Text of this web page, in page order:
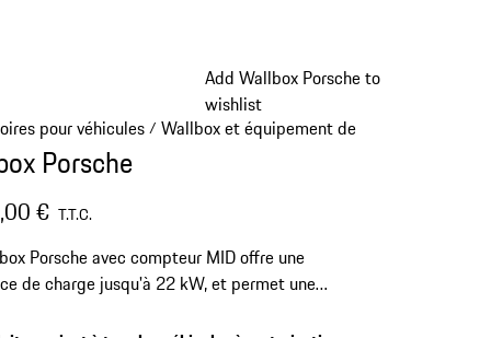
Add Wallbox Porsche to
wishlist
pour véhicules/ Wallbox et équipement de recharge
Porsche
€ T.T.C.
Porsche avec compteur MID offre une
de charge jusqu'à 22 kW, et permet une